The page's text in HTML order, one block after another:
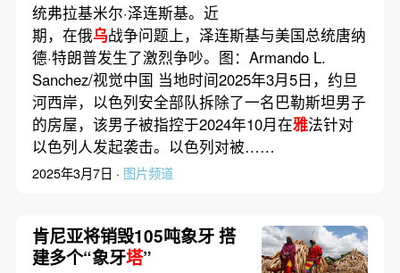
统弗拉基米尔·泽连斯基。近
期，在俄乌战争问题上，泽连斯基与美国总统唐纳
德·特朗普发生了激烈争吵。图：Armando L.
Sanchez/视觉中国 当地时间2025年3月5日，约旦
河西岸，以色列安全部队拆除了一名巴勒斯坦男子
的房屋，该男子被指控于2024年10月在雅法针对
以色列人发起袭击。以色列对被……
2025年3月7日 · 图片频道
肯尼亚将销毁105吨象牙 搭
建多个“象牙塔”